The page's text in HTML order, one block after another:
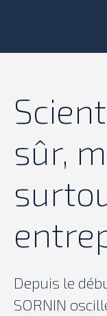
sûr,
Depuis le
SORNIN